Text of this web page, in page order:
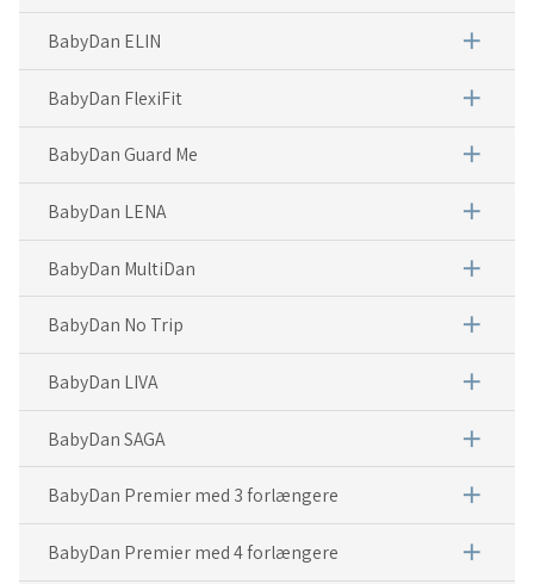
BabyDan ELIN add
BabyDan FlexiFit add
BabyDan Guard Me add
BabyDan LENA add
BabyDan MultiDan add
BabyDan No Trip add
BabyDan LIVA add
BabyDan SAGA add
BabyDan Premier med 3 forlængere add
BabyDan Premier med 4 forlængere add